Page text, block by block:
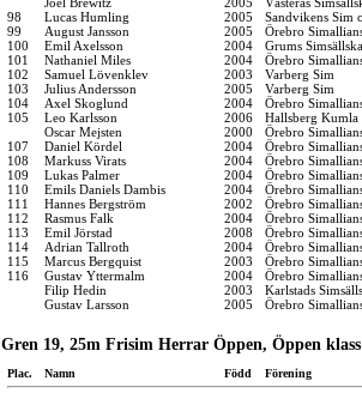
98
Lucas Humling 2005
Sandvikens Sim
99
August Jansson 2005
Örebro
100
Emil Axelsson 2004
Grums
101
Nathaniel Miles 2004
Örebro
102
Samuel Lövenklev 2003
Varberg Sim
103
Julius Andersson 2005
Varberg Sim
104
Axel Skoglund 2004
Örebro
105
Leo Karlsson 2006
Hallsberg
Oscar Mejsten
2000
Örebro
107
Daniel Kördel 2004
Örebro
108
Markuss Virats 2004
Örebro
109
Lukas Palmer 2004
Örebro
110
Emils Daniels Dambis 2004
Örebro
111
Hannes Bergström 2002
Örebro
112
Rasmus Falk 2004
Örebro
113
Emil Jörstad 2008
Örebro
114
Adrian Tallroth 2004
Örebro
115
Marcus Bergquist 2003
Örebro
116
Gustav Yttermalm 2004
Örebro
Filip Hedin
2003
Karlstads
Gustav Larsson
2005 Örebro
Gren 19, 25m Frisim Herrar Öppen, Öppen klass
Plac. Namn Född Förening